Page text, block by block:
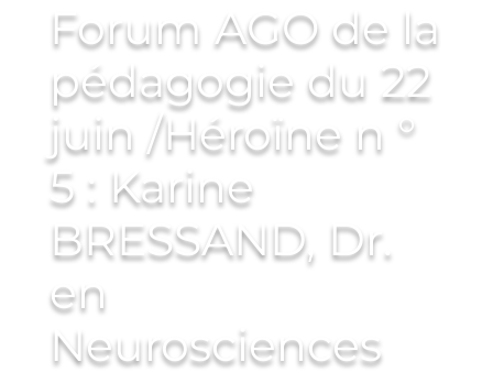
Forum AGO de la
pédagogie du 22
juin /Héroïne n °
5 : Karine
BRESSAND, Dr.
en
Neurosciences